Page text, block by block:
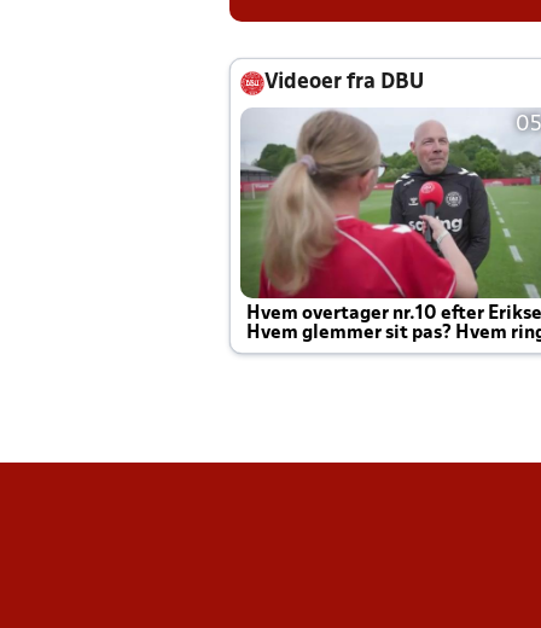
Videoer fra DBU
Hvem overtager nr.10 efter
Hvem glemmer sit pas? Hvem
Joachim altid til efter kampe?